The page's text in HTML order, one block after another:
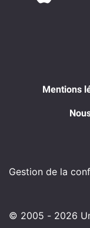
Mentions
Gestion de la
© 2005 - 2026